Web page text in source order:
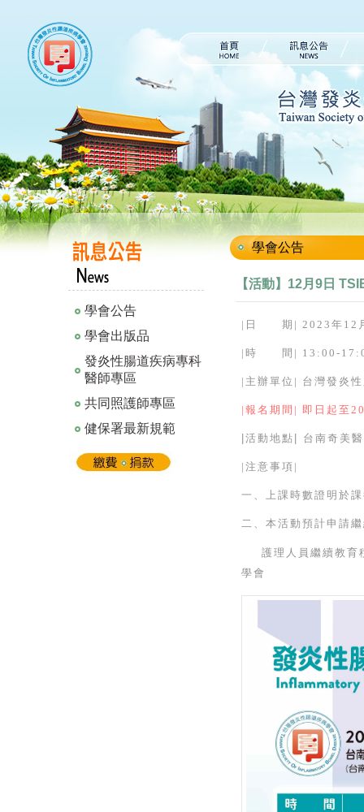
學會公告
學會出版品
發炎性腸道疾病專科
醫師專區
共同照護師專區
健保署最新規範
學會公告
【活動】12月9日
| 日 期 | 2023 年 12
| 時 間 | 13:00-
| 主辦單位 | 台灣發炎
| 報名期間 | 即日起至
活動地點 | 台 南奇美
| 注意事項 |
一、 上課時數證明於
二、本活動預計申請
護理人員繼續教育
學會